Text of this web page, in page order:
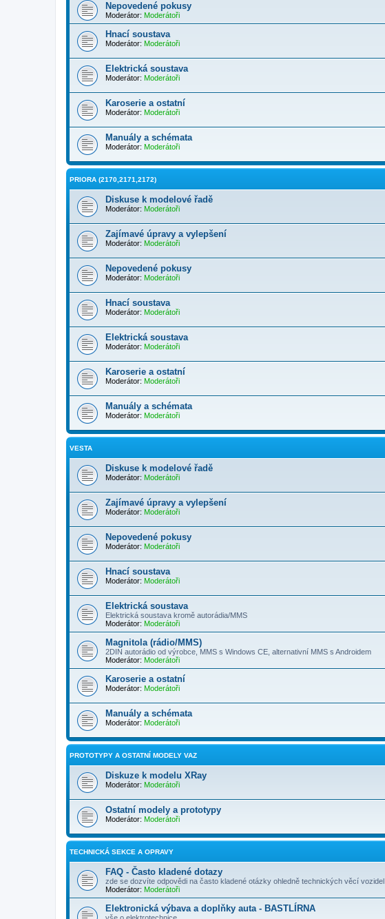
Nepovedené pokusy
Moderátor: Moderátoři
Hnací soustava
Moderátor: Moderátoři
Elektrická soustava
Moderátor: Moderátoři
Karoserie a ostatní
Moderátor: Moderátoři
Manuály a schémata
Moderátor: Moderátoři
PRIORA (2170,2171,2172)
Diskuse k modelové řadě
Moderátor: Moderátoři
Zajímavé úpravy a vylepšení
Moderátor: Moderátoři
Nepovedené pokusy
Moderátor: Moderátoři
Hnací soustava
Moderátor: Moderátoři
Elektrická soustava
Moderátor: Moderátoři
Karoserie a ostatní
Moderátor: Moderátoři
Manuály a schémata
Moderátor: Moderátoři
VESTA
Diskuse k modelové řadě
Moderátor: Moderátoři
Zajímavé úpravy a vylepšení
Moderátor: Moderátoři
Nepovedené pokusy
Moderátor: Moderátoři
Hnací soustava
Moderátor: Moderátoři
Elektrická soustava
Elektrická soustava kromě autorádia/MMS
Moderátor: Moderátoři
Magnitola (rádio/MMS)
2DIN autorádio od výrobce, MMS s Windows CE, alternativní MMS s Androidem
Moderátor: Moderátoři
Karoserie a ostatní
Moderátor: Moderátoři
Manuály a schémata
Moderátor: Moderátoři
PROTOTYPY A OSTATNÍ MODELY VAZ
Diskuze k modelu XRay
Moderátor: Moderátoři
Ostatní modely a prototypy
Moderátor: Moderátoři
TECHNICKÁ SEKCE A OPRAVY
FAQ - Často kladené dotazy
zde se dozvíte odpovědi na často kladené otázky ohledně technických věcí
Moderátor: Moderátoři
Elektronická výbava a doplňky auta - BASTLÍRNA